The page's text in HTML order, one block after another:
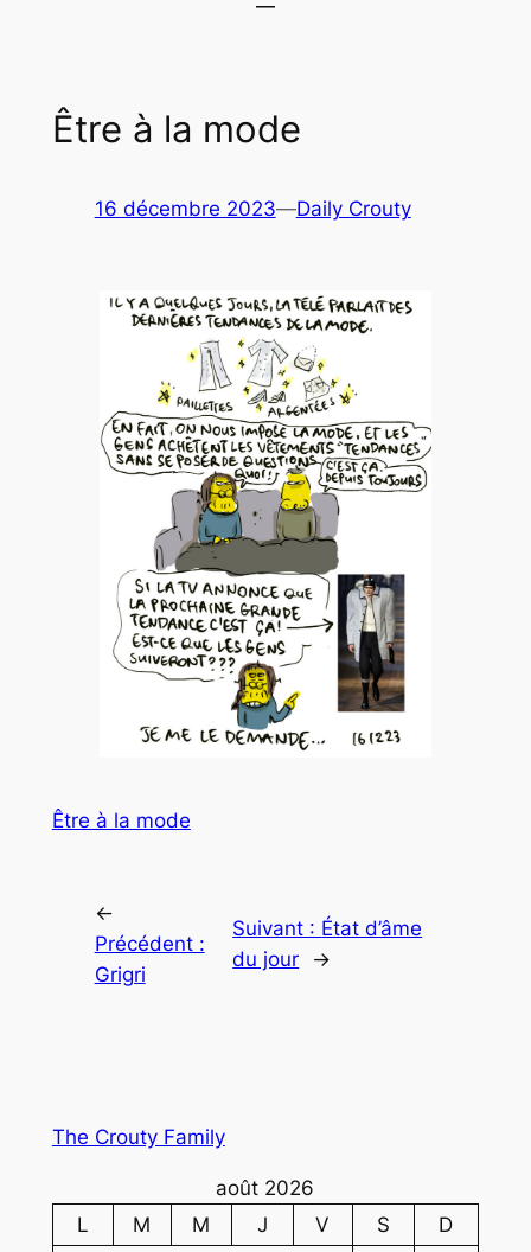
Être à la mode
16 décembre 2023—Daily Crouty
Être à la mode
←
Précédent :
Grigri
Suivant : État d’âme
du jour
→
The Crouty Family
août 2026
L
M M J V S
D